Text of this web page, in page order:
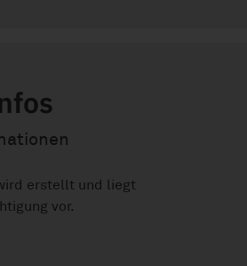
erstellt und liegt
vor.